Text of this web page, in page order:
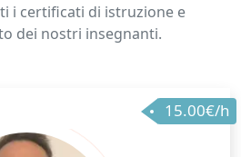
i certificati di istruzione e
dei nostri insegnanti.
15.00€/h